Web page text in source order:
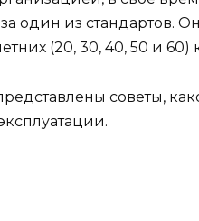
один из стандартов.
(20, 30, 40, 50 и 60)
советы,